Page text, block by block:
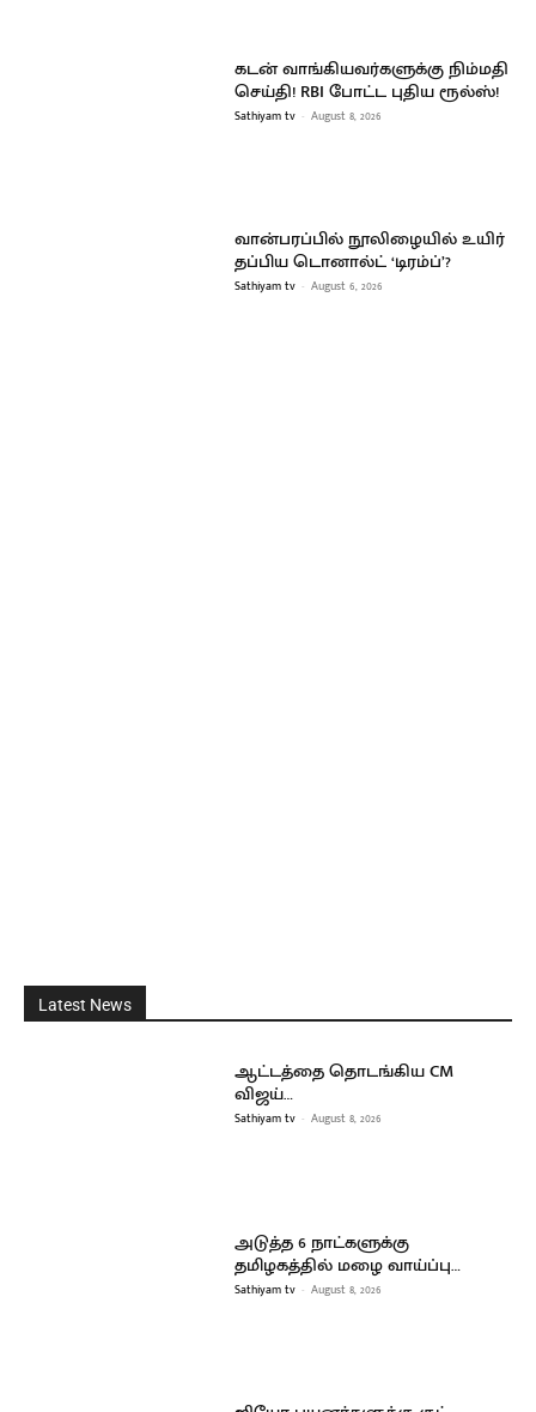
கடன் வாங்கியவர்களுக்கு நிம்மதி
செய்தி! RBI போட்ட புதிய ரூல்ஸ்!
Sathiyam tv - August 8, 2026
வான்பரப்பில் நூலிழையில் உயிர்
தப்பிய டொனால்ட் ‘டிரம்ப்’?
Sathiyam tv - August 6, 2026
Latest News
ஆட்டத்தை தொடங்கிய CM
விஜய்…
Sathiyam tv - August 8, 2026
அடுத்த 6 நாட்களுக்கு
தமிழகத்தில் மழை வாய்ப்பு…
Sathiyam tv - August 8, 2026